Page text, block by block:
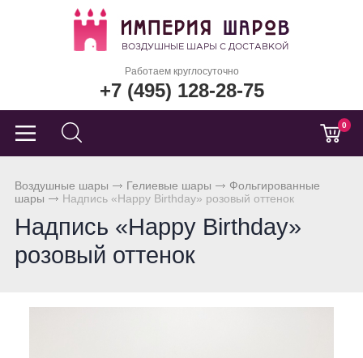
Работаем круглосуточно
+7 (495) 128-28-75
0
Воздушные шары Гелиевые шары
Фольгированные
шары
Надпись «Happy Birthday» розовый оттенок
Надпись «Happy Birthday»
розовый оттенок